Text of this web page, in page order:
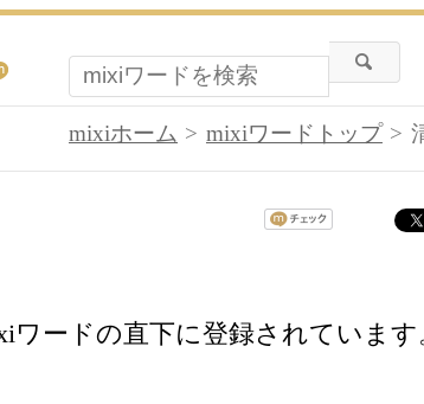
mixiホーム
mixiワードトップ
ワードの直下に登録されています